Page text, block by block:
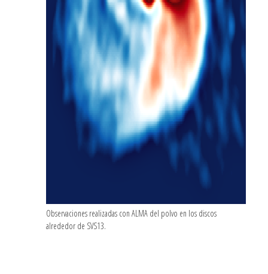
Observaciones realizadas con ALMA del polvo en los discos
alrededor de SVS13.